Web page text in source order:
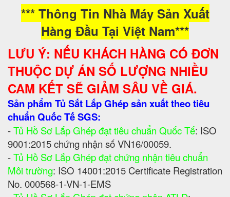
*** Thông Tin Nhà Máy Sản Xuất
Hàng Đầu Tại Việt Nam***
LƯU Ý: NẾU KHÁCH HÀNG CÓ ĐƠN
THUỘC DỰ ÁN SỐ LƯỢNG NHIỀU
CAM KẾT SẼ GIẢM SÂU VỀ GIÁ.
Sản phẩm Tủ Sắt Lắp Ghép sản xuất theo tiêu
chuẩn Quốc Tế SGS:
-Tủ Hồ Sơ Lắp Ghép đạt tiêu chuẩn Quốc Tế: ISO
9001:2015 chứng nhận số VN16/00059.
-Tủ Hồ Sơ Lắp Ghép đạt chứng nhận tiêu chuẩn
Môi trường: ISO 14001:2015 Certificate Registration
No. 000568-1-VN-1-EMS